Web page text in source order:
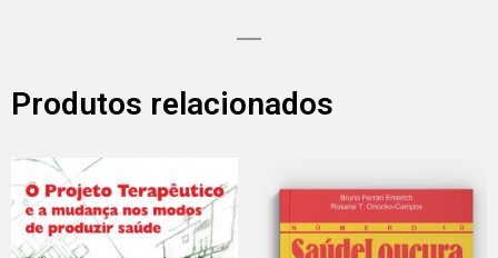
Produtos relacionados